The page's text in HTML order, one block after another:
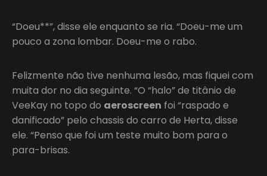
“Doeu**”, disse ele enquanto se ria. “Doeu-me um
pouco a zona lombar. Doeu-me o rabo.
Felizmente não tive nenhuma lesão, mas fiquei com
muita dor no dia seguinte. “O “halo” de titânio de
VeeKay no topo do aeroscreen foi “raspado e
danificado” pelo chassis do carro de Herta, disse
ele. “Penso que foi um teste muito bom para o
para-brisas.